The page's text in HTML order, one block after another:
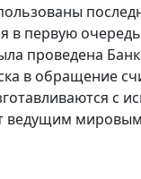
в первую
проведена
в обращение
с
ведущим